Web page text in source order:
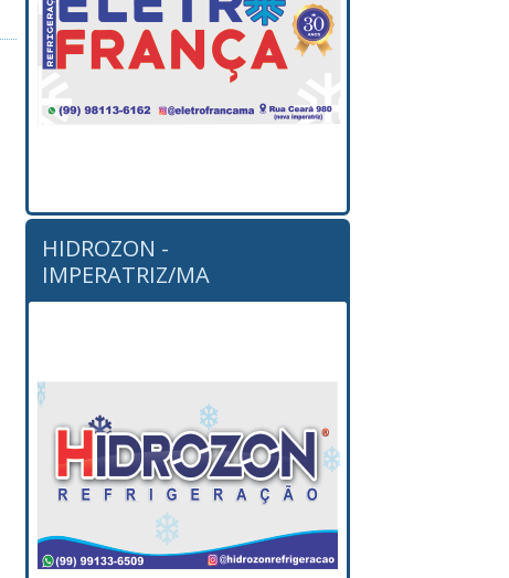
HIDROZON -
IMPERATRIZ/MA